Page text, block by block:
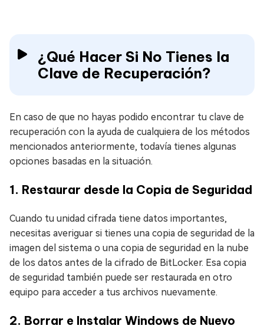
¿Qué Hacer Si No Tienes la
Clave de Recuperación?
En caso de que no hayas podido encontrar tu clave de
recuperación con la ayuda de cualquiera de los métodos
mencionados anteriormente, todavía tienes algunas
opciones basadas en la situación.
1. Restaurar desde la Copia de Seguridad
Cuando tu unidad cifrada tiene datos importantes,
necesitas averiguar si tienes una copia de seguridad de la
imagen del sistema o una copia de seguridad en la nube
de los datos antes de la cifrado de BitLocker. Esa copia
de seguridad también puede ser restaurada en otro
equipo para acceder a tus archivos nuevamente.
2. Borrar e Instalar Windows de Nuevo